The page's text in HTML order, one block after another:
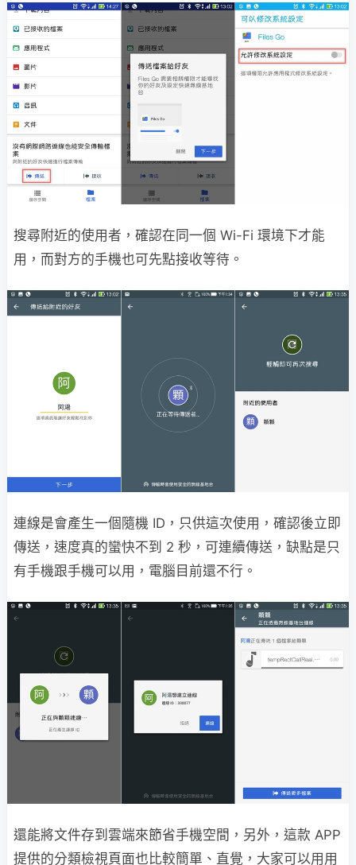
搜尋附近的使用者，確認在同一個 Wi-Fi 環境下才能
用，而對方的手機也可先點接收等待。
連線是會產生一個隨機 ID，只供這次使用，確認後立即
傳送，速度真的蠻快不到 2 秒，可連續傳送，缺點是只
有手機跟手機可以用，電腦目前還不行。
還能將文件存到雲端來節省手機空間，另外，這款 APP
提供的分類檢視頁面也比較簡單、直覺，大家可以用用